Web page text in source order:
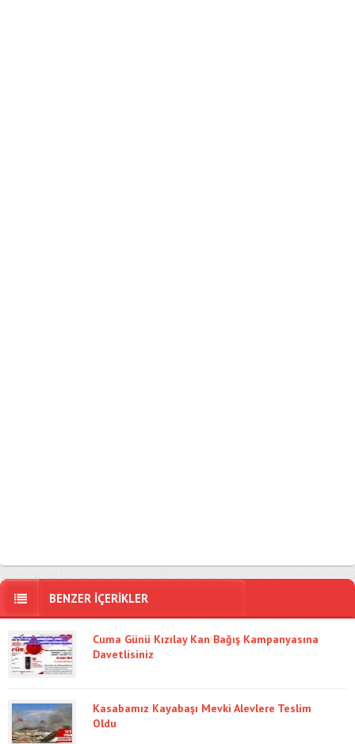
BENZER İÇERİKLER
Cuma Günü Kızılay Kan Bağış Kampanyasına
Davetlisiniz
Kasabamız Kayabaşı Mevki Alevlere Teslim
Oldu